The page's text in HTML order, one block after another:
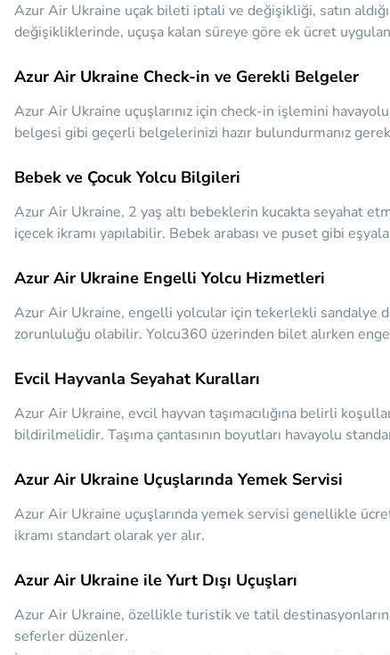
Azur Air Ukraine uçak bileti iptali ve değişikliği, satın
değişikliklerinde, uçuşa kalan süreye göre ek ücret
Azur Air Ukraine Check-in ve Gerekli Belgeler
Azur Air Ukraine uçuşlarınız için check-in işlemini
belgesi gibi geçerli belgelerinizi hazır bulundurmanız
Bebek ve Çocuk Yolcu Bilgileri
Azur Air Ukraine, 2 yaş altı bebeklerin kucakta seyahat
içecek ikramı yapılabilir. Bebek arabası ve puset gibi
Azur Air Ukraine Engelli Yolcu Hizmetleri
Azur Air Ukraine, engelli yolcular için tekerlekli sandalye
zorunluluğu olabilir. Yolcu360 üzerinden bilet alırken
Evcil Hayvanla Seyahat Kuralları
Azur Air Ukraine, evcil hayvan taşımacılığına belirli
bildirilmelidir. Taşıma çantasının boyutları havayolu
Azur Air Ukraine Uçuşlarında Yemek Servisi
Azur Air Ukraine uçuşlarında yemek servisi genellikle
ikramı standart olarak yer alır.
Azur Air Ukraine ile Yurt Dışı Uçuşları
Azur Air Ukraine, özellikle turistik ve tatil
seferler düzenler.